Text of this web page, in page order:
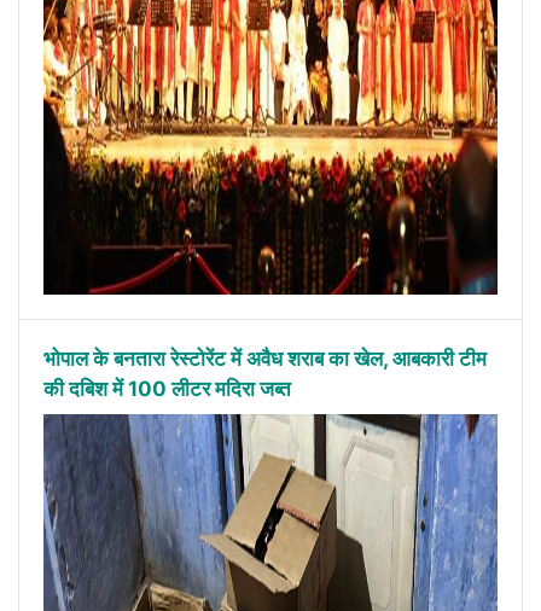
भोपाल के बनतारा रेस्टोरेंट में अवैध शराब का खेल, आबकारी टीम
की दबिश में 100 लीटर मदिरा जब्त